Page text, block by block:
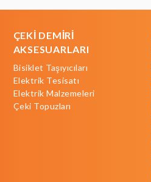
ÇEKİ DEMİRİ
AKSESUARLARI
Bisiklet Taşıyıcıları
Elektrik Tesisatı
Elektrik Malzemeleri
Çeki Topuzları